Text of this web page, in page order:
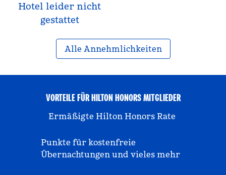
Hotel leider nicht
gestattet
Alle Annehmlichkeiten
VORTEILE FÜR HILTON HONORS MITGLIEDER
Ermäßigte Hilton Honors Rate
Punkte für kostenfreie
Übernachtungen und vieles mehr